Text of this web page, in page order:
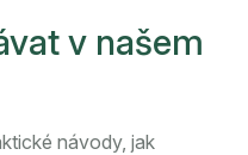
v našem
návody, jak